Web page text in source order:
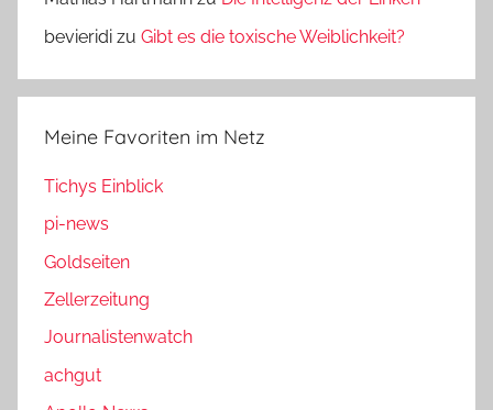
bevieridi zu Gibt es die toxische Weiblichkeit?
Meine Favoriten im Netz
Tichys Einblick
pi-news
Goldseiten
Zellerzeitung
Journalistenwatch
achgut